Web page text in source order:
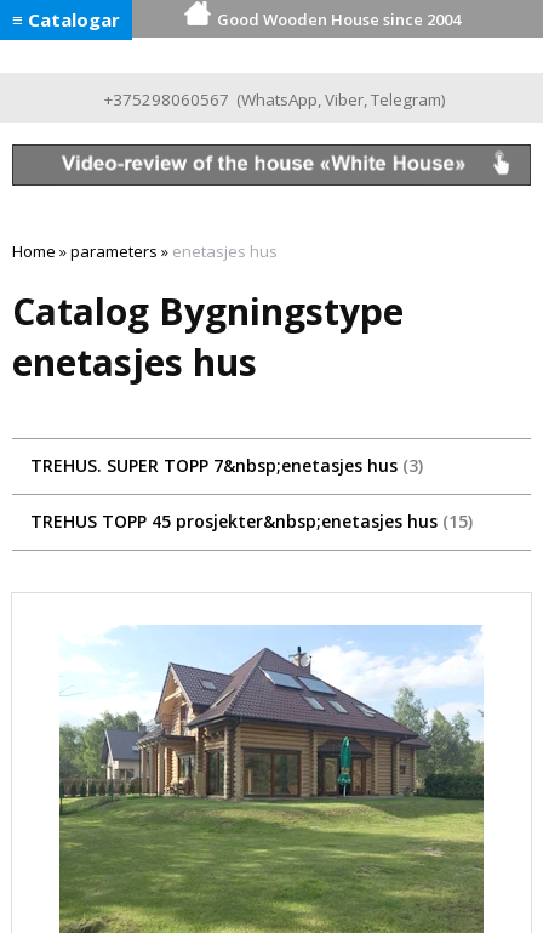
≡ Catalogar Good Wooden House since 2004
+375298060567 (WhatsApp,Viber,Telegram)
Home »parameters » enetasjes hus
Catalog Bygningstype
enetasjes hus
TREHUS. SUPER TOPP 7&nbsp;enetasjes hus 3
TREHUS TOPP 45 prosjekter&nbsp;enetasjes hus 15